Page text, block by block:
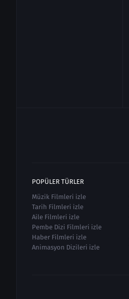
POPÜLER TÜRLER
Müzik Filmleri izle
Tarih Filmleri izle
Aile Filmleri izle
Pembe Dizi Filmleri izle
Haber Filmleri izle
Animasyon Dizileri izle